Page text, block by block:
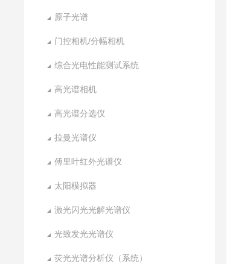
原子光谱
门控相机/分幅相机
综合光电性能测试系统
高光谱相机
高光谱分选仪
拉曼光谱仪
傅里叶红外光谱仪
太阳模拟器
激光闪光光解光谱仪
光致发光光谱仪
荧光光谱分析仪（系统）